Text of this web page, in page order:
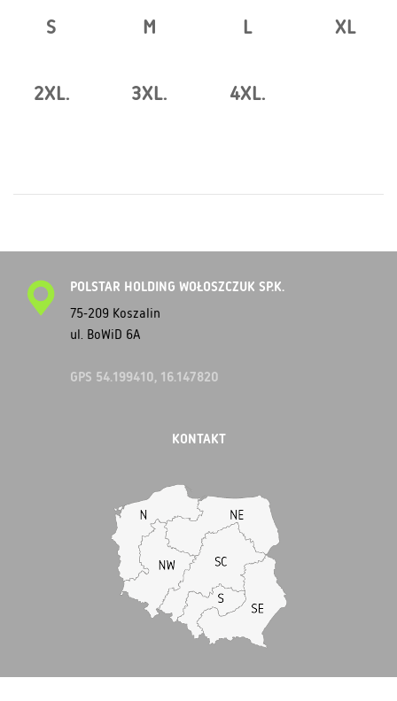
S M L XL
2XL. 3XL. 4XL.
POLSTAR HOLDING WOŁOSZCZUK SP.K.
75-209 Koszalin
ul. BoWiD 6A
GPS 54.199410, 16.147820
KONTAKT